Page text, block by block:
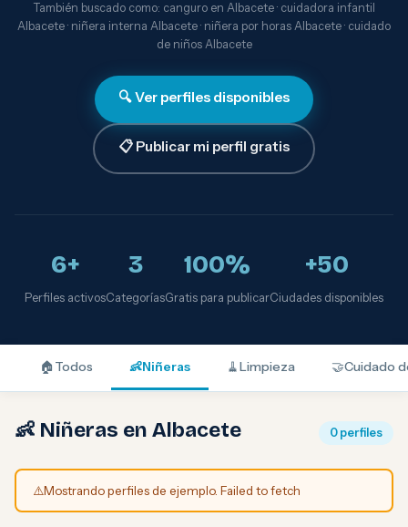
También buscado como: canguro en Albacete · cuidadora infantil
Albacete · niñera interna Albacete · niñera por horas Albacete · cuidado
de niños Albacete
🔍 Ver perfiles disponibles
📋 Publicar mi perfil gratis
6+
Perfiles activos
3
Categorías
100%
Gratis para publicar
+50
Ciudades disponibles
🏠 Todos 👶Niñeras 🧹Limpieza 🤝Cuidado
👶 Niñeras en Albacete 0 perfiles
⚠️Mostrando perfiles de ejemplo. Failed to fetch